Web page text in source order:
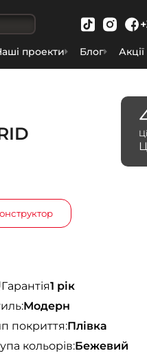
проекти Блог Акції
Гарантія1 рік
Модерн
покриття:Плівка
кольорів:Бежевий